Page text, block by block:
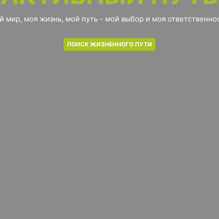
мир, моя жизнь, мой путь - мой выбор и моя
ПОИСК ЖИЗНЕННОГО ПУТИ